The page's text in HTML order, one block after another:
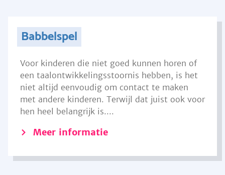
Babbelspel
Voor kinderen die niet goed kunnen horen of
een taalontwikkelingsstoornis hebben, is het
niet altijd eenvoudig om contact te maken
met andere kinderen. Terwijl dat juist ook voor
hen heel belangrijk is....
Meer informatie